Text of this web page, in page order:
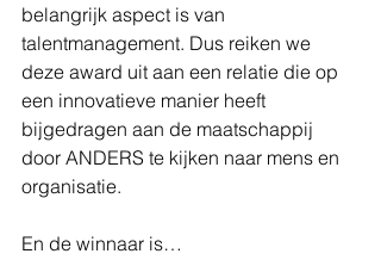
belangrijk aspect is van
talentmanagement. Dus reiken we
deze award uit aan een relatie die op
een innovatieve manier heeft
bijgedragen aan de maatschappij
door ANDERS te kijken naar mens en
organisatie.
En de winnaar is…